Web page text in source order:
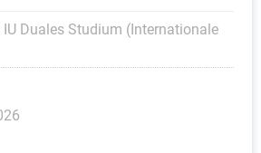
Duales Studium (Internationale